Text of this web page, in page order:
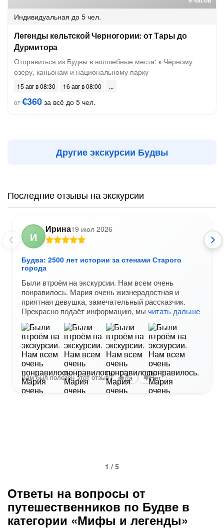
Индивидуальная до 5 чел.
Легенды кельтской Черногории: от Тары до
Дурмитора
Отправиться из Будвы в волшебные места: к Чёрному
озеру, каньонам и национальному парку
15 авг в 08:30
16 авг в 08:00
от€360 за всё до 5 чел.
Другие экскурсии Будвы
Последние отзывы на экскурсии
И
Ирина19 июл 2026
Будва: 2500 лет истории за стенами Старого
города
Были втроём на экскурсии. Нам всем очень
понравилось. Мария очень жизнерадостная и
приятная девушка, замечательный рассказчик.
Прекрасно подаёт информацию, мы читать дальше
Вам был полезен этот отзыв? Да Нет
1 / 5
Ответы на вопросы от
путешественников по Будве в
категории «Мифы и легенды»